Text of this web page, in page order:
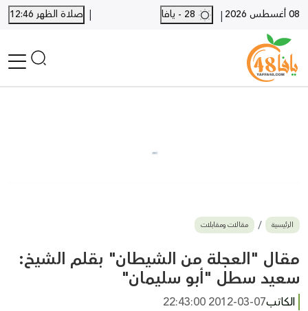
08 أغسطس 2026 |
| صلاة الظهر 12:46
بيع وشراء
أخبار القدس
وفيات
المزيد
ارسل خبر
الرئيسية مقالات ومقابلات
مقال "العجلة من الشيطان" بقلم الشيخ:
سعيد سطل "أبو سليمان"
الكاتب2012-03-07 22:43:00